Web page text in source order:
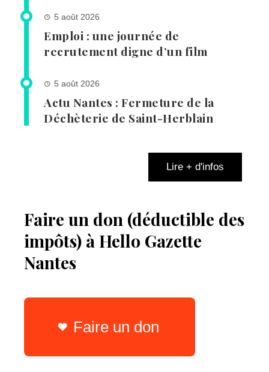
5 août 2026
Emploi : une journée de
recrutement digne d’un film
5 août 2026
Actu Nantes : Fermeture de la
Déchèterie de Saint-Herblain
Lire + d'infos
Faire un don (déductible des
impôts) à Hello Gazette
Nantes
Faire un don